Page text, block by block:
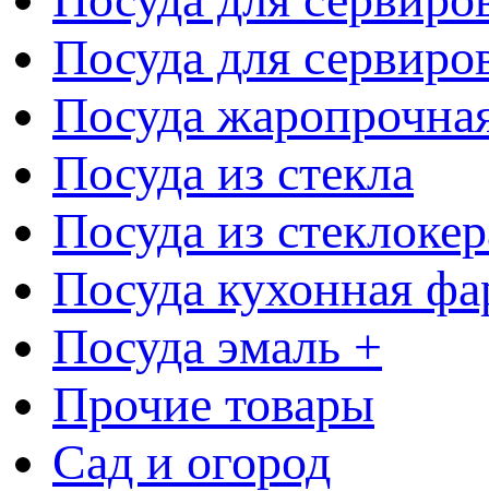
Посуда для
Посуда
Посуда из стекла
Посуда из
Посуда кухонная
Посуда эмаль +
Прочие товары
Сад и огород